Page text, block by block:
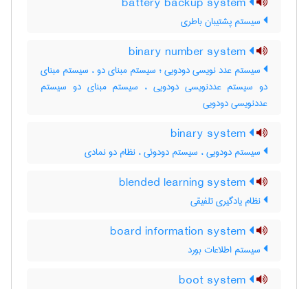
سیستم پشتیبان باطری
سیستم عدد نویسی دودویی ؛ سیستم مبنای دو ، سیستم مبنای
دو سیستم عددنویسی دودویی ، سیستم مبنای دو سیستم
عددنویسی دودویی
سیستم دودویی ، سیستم دودوئی ، نظام دو نمادی
نظام یادگیری تلفیقی
سیستم اطلاعات بورد